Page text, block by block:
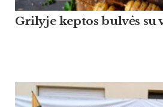
Grilyje keptos bulvės su